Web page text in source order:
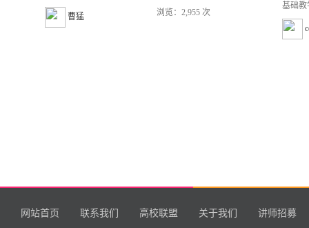
曹猛 浏览：2,955 次
基础教
网站首页 联系我们 高校联盟 关于我们 讲师招募